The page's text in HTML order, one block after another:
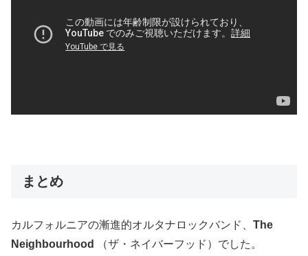
まとめ
カルフォルニアの漸進的オルタナロックバンド、 The
Neighbourhood
（ザ・ネイバーフッド）でした。